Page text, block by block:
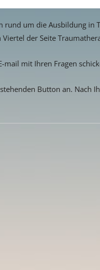
um die Ausbildung in
der Seite
mail mit Ihren Fragen
Button an. Nach